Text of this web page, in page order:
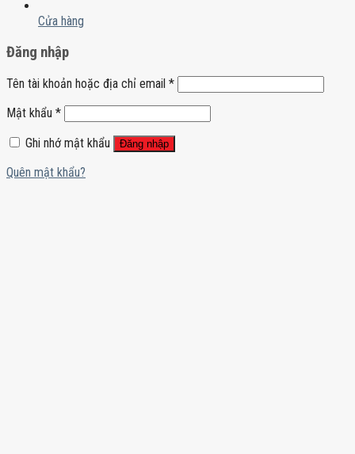
Cửa hàng
Đăng nhập
Tên tài khoản hoặc địa chỉ email *
Mật khẩu *
Ghi nhớ mật khẩu
Đăng nhập
Quên mật khẩu?